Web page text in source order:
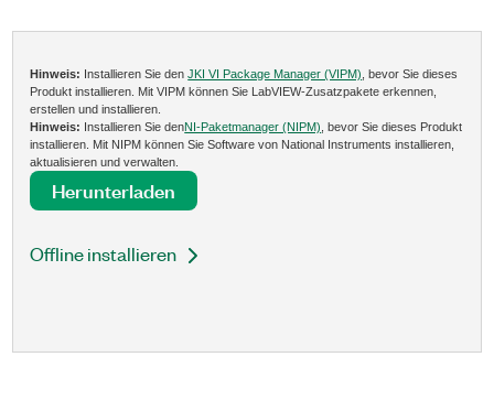
Hinweis: Installieren Sie denJKI VI Package Manager (VIPM) , bevor Sie dieses
Produkt installieren. Mit VIPM können Sie LabVIEW-Zusatzpakete erkennen,
erstellen und installieren.
Hinweis: Installieren Sie denNI-Paketmanager (NIPM) , bevor Sie dieses Produkt
installieren. Mit NIPM können Sie Software von National Instruments installieren,
aktualisieren und verwalten.
Herunterladen
Offline installieren